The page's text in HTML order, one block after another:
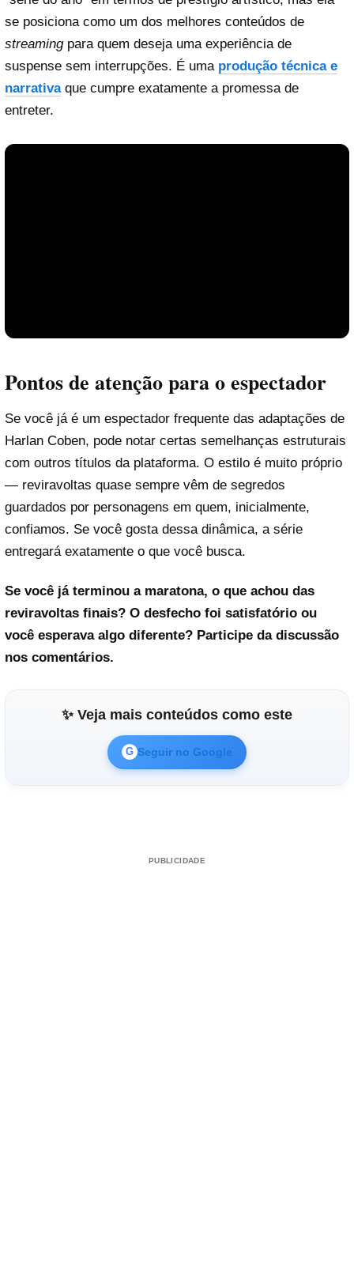
se posiciona como um dos melhores conteúdos de
streamingpara quem deseja uma experiência de
suspense sem interrupções. É uma produção técnica e
narrativaque cumpre exatamente a promessa de
entreter.
Reproduzir vídeo
Pontos de atenção para o espectador
Se você já é um espectador frequente das adaptações de
Harlan Coben, pode notar certas semelhanças estruturais
com outros títulos da plataforma. O estilo é muito próprio
— reviravoltas quase sempre vêm de segredos
guardados por personagens em quem, inicialmente,
confiamos. Se você gosta dessa dinâmica, a série
entregará exatamente o que você busca.
Se você já terminou a maratona, o que achou das
reviravoltas finais? O desfecho foi satisfatório ou
você esperava algo diferente? Participe da discussão
nos comentários.
✨ Veja mais conteúdos como este
G Seguir no Google
PUBLICIDADE